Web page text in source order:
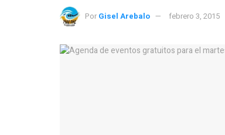
Por Gisel Arebalo febrero 3, 2015